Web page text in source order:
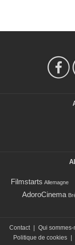
Filmstarts Allemagne
AdoroCinema
Contact Qui
Politique de cookies